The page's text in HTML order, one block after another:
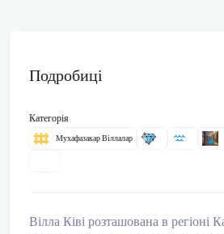
Подробиці
Категорія
Мухафазакар Віллалар
Вілла Ківі розташована в регіоні